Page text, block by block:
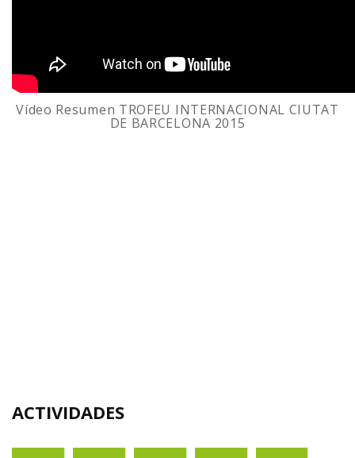
Vídeo Resumen TROFEU INTERNACIONAL CIUTAT
DE BARCELONA 2015
ACTIVIDADES